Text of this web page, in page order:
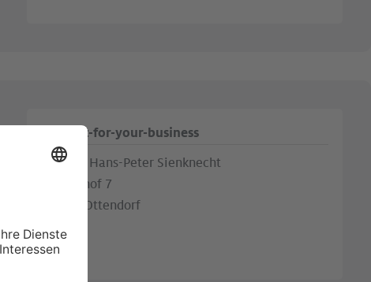
support-for-your-business
Herr Dr. Hans-Peter Sienknecht
Wiesenhof 7
24107 Ottendorf